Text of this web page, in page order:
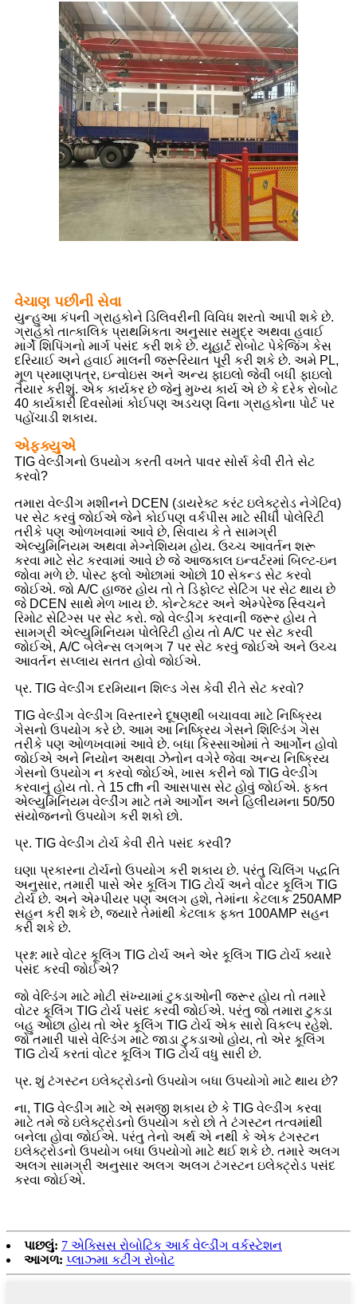
વેચાણ પછીની સેવા
યુન્હુઆ કંપની ગ્રાહકોને ડિલિવરીની વિવિધ શરતો આપી શકે છે.
ગ્રાહકો તાત્કાલિક પ્રાથમિકતા અનુસાર સમુદ્ર અથવા હવાઈ
માર્ગે શિપિંગનો માર્ગ પસંદ કરી શકે છે. યૂહાર્ટ રોબોટ પેકેજિંગ કેસ
દરિયાઈ અને હવાઈ માલની જરૂરિયાત પૂરી કરી શકે છે. અમે PL,
મૂળ પ્રમાણપત્ર, ઇન્વોઇસ અને અન્ય ફાઇલો જેવી બધી ફાઇલો
તૈયાર કરીશું. એક કાર્યકર છે જેનું મુખ્ય કાર્ય એ છે કે દરેક રોબોટ
40 કાર્યકારી દિવસોમાં કોઈપણ અડચણ વિના ગ્રાહકોના પોર્ટ પર
પહોંચાડી શકાય.
એફક્યુએ
TIG વેલ્ડીંગનો ઉપયોગ કરતી વખતે પાવર સોર્સ કેવી રીતે સેટ
કરવો?
તમારા વેલ્ડીંગ મશીનને DCEN (ડાયરેક્ટ કરંટ ઇલેક્ટ્રોડ નેગેટિવ)
પર સેટ કરવું જોઈએ જેને કોઈપણ વર્કપીસ માટે સીધી પોલેરિટી
તરીકે પણ ઓળખવામાં આવે છે, સિવાય કે તે સામગ્રી
એલ્યુમિનિયમ અથવા મેગ્નેશિયમ હોય. ઉચ્ચ આવર્તન શરૂ
કરવા માટે સેટ કરવામાં આવે છે જે આજકાલ ઇન્વર્ટરમાં બિલ્ટ-ઇન
જોવા મળે છે. પોસ્ટ ફ્લો ઓછામાં ઓછો 10 સેકન્ડ સેટ કરવો
જોઈએ. જો A/C હાજર હોય તો તે ડિફોલ્ટ સેટિંગ પર સેટ થાય છે
જે DCEN સાથે મેળ ખાય છે. કોન્ટેક્ટર અને એમ્પેરેજ સ્વિચને
રિમોટ સેટિંગ્સ પર સેટ કરો. જો વેલ્ડીંગ કરવાની જરૂર હોય તે
સામગ્રી એલ્યુમિનિયમ પોલેરિટી હોય તો A/C પર સેટ કરવી
જોઈએ, A/C બેલેન્સ લગભગ 7 પર સેટ કરવું જોઈએ અને ઉચ્ચ
આવર્તન સપ્લાય સતત હોવો જોઈએ.
પ્ર. TIG વેલ્ડીંગ દરમિયાન શિલ્ડ ગેસ કેવી રીતે સેટ કરવો?
TIG વેલ્ડીંગ વેલ્ડીંગ વિસ્તારને દૂષણથી બચાવવા માટે નિષ્ક્રિય
ગેસનો ઉપયોગ કરે છે. આમ આ નિષ્ક્રિય ગેસને શિલ્ડિંગ ગેસ
તરીકે પણ ઓળખવામાં આવે છે. બધા કિસ્સાઓમાં તે આર્ગોન હોવો
જોઈએ અને નિયોન અથવા ઝેનોન વગેરે જેવા અન્ય નિષ્ક્રિય
ગેસનો ઉપયોગ ન કરવો જોઈએ, ખાસ કરીને જો TIG વેલ્ડીંગ
કરવાનું હોય તો. તે 15 cfh ની આસપાસ સેટ હોવું જોઈએ. ફક્ત
એલ્યુમિનિયમ વેલ્ડીંગ માટે તમે આર્ગોન અને હિલીયમના 50/50
સંયોજનનો ઉપયોગ કરી શકો છો.
પ્ર. TIG વેલ્ડીંગ ટોર્ચ કેવી રીતે પસંદ કરવી?
ઘણા પ્રકારના ટોર્ચનો ઉપયોગ કરી શકાય છે. પરંતુ ચિલિંગ પદ્ધતિ
અનુસાર, તમારી પાસે એર કૂલિંગ TIG ટોર્ચ અને વોટર કૂલિંગ TIG
ટોર્ચ છે. અને એમ્પીયર પણ અલગ હશે, તેમાંના કેટલાક 250AMP
સહન કરી શકે છે, જ્યારે તેમાંથી કેટલાક ફક્ત 100AMP સહન
કરી શકે છે.
પ્રશ્ન: મારે વોટર કૂલિંગ TIG ટોર્ચ અને એર કૂલિંગ TIG ટોર્ચ ક્યારે
પસંદ કરવી જોઈએ?
જો વેલ્ડિંગ માટે મોટી સંખ્યામાં ટુકડાઓની જરૂર હોય તો તમારે
વોટર કૂલિંગ TIG ટોર્ચ પસંદ કરવી જોઈએ. પરંતુ જો તમારા ટુકડા
બહુ ઓછા હોય તો એર કૂલિંગ TIG ટોર્ચ એક સારો વિકલ્પ રહેશે.
જો તમારી પાસે વેલ્ડિંગ માટે જાડા ટુકડાઓ હોય, તો એર કૂલિંગ
TIG ટોર્ચ કરતાં વોટર કૂલિંગ TIG ટોર્ચ વધુ સારી છે.
પ્ર. શું ટંગસ્ટન ઇલેક્ટ્રોડનો ઉપયોગ બધા ઉપયોગો માટે થાય છે?
ના, TIG વેલ્ડીંગ માટે એ સમજી શકાય છે કે TIG વેલ્ડીંગ કરવા
માટે તમે જે ઇલેક્ટ્રોડનો ઉપયોગ કરો છો તે ટંગસ્ટન તત્વમાંથી
બનેલા હોવા જોઈએ. પરંતુ તેનો અર્થ એ નથી કે એક ટંગસ્ટન
ઇલેક્ટ્રોડનો ઉપયોગ બધા ઉપયોગો માટે થઈ શકે છે. તમારે અલગ
અલગ સામગ્રી અનુસાર અલગ અલગ ટંગસ્ટન ઇલેક્ટ્રોડ પસંદ
કરવા જોઈએ.
પાછલું: 7 એક્સિસ રોબોટિક આર્ક વેલ્ડીંગ વર્કસ્ટેશન
આગળ: પ્લાઝ્મા કટીંગ રોબોટ